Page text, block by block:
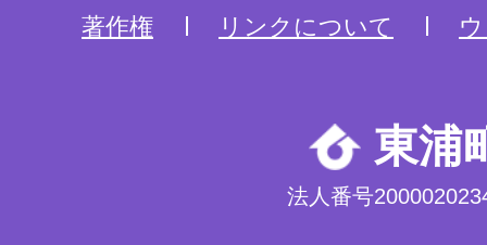
著作権
リンクについて
東浦
法人番号